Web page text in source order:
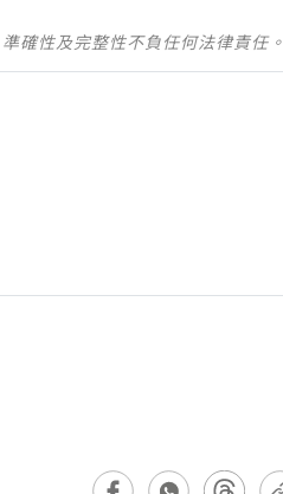
確性及完整性不負任何法律責任。